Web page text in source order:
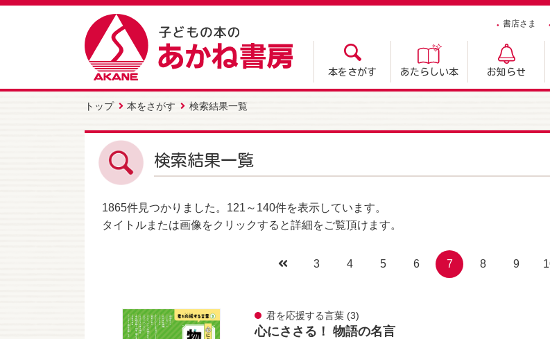
書店さま
本をさがす あたらしい本 お知らせ
トップ 本をさがす 検索結果一覧
検索結果一覧
1865件見つかりました。 121～140件を表示しています。
タイトルまたは画像をクリックすると詳細をご覧頂けます。
3 4 5 6 7 8 9
君を応援する言葉(3)
⼼にささる！ 物語の名⾔